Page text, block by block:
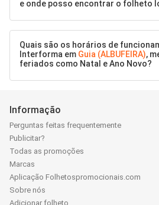
e onde posso encontrar o folheto
Quais são os horários de
Interforma em Guia (ALBUFEIRA),
feriados como Natal e Ano Novo?
Informação
Perguntas feitas frequentemente
Publicitar?
Todas as promoções
Marcas
Aplicação Folhetospromocionais.com
Sobre nós
Adicionar folheto